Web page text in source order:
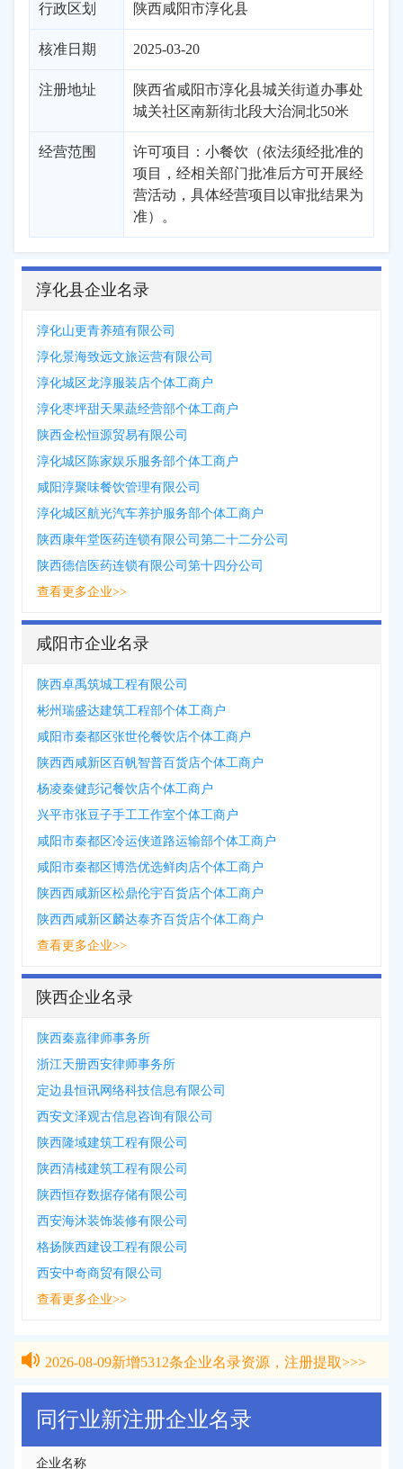
行政区划 陕西咸阳市淳化县
核准日期 2025-03-20
注册地址
陕西省咸阳市淳化县城关街道办事处
城关社区南新街北段大治洞北50米
经营范围
许可项目：小餐饮（依法须经批准的
项目，经相关部门批准后方可开展经
营活动，具体经营项目以审批结果为
准）。
淳化县企业名录
淳化山更青养殖有限公司
淳化景海致远文旅运营有限公司
淳化城区龙淳服装店个体工商户
淳化枣坪甜天果蔬经营部个体工商户
陕西金松恒源贸易有限公司
淳化城区陈家娱乐服务部个体工商户
咸阳淳聚味餐饮管理有限公司
淳化城区航光汽车养护服务部个体工商户
陕西康年堂医药连锁有限公司第二十二分公司
陕西德信医药连锁有限公司第十四分公司
查看更多企业>>
咸阳市企业名录
陕西卓禹筑城工程有限公司
彬州瑞盛达建筑工程部个体工商户
咸阳市秦都区张世伦餐饮店个体工商户
陕西西咸新区百帆智普百货店个体工商户
杨凌秦健彭记餐饮店个体工商户
兴平市张豆子手工工作室个体工商户
咸阳市秦都区冷运侠道路运输部个体工商户
咸阳市秦都区博浩优选鲜肉店个体工商户
陕西西咸新区松鼎伦宇百货店个体工商户
陕西西咸新区麟达泰齐百货店个体工商户
查看更多企业>>
陕西企业名录
陕西秦嘉律师事务所
浙江天册西安律师事务所
定边县恒讯网络科技信息有限公司
西安文泽观古信息咨询有限公司
陕西隆域建筑工程有限公司
陕西清棫建筑工程有限公司
陕西恒存数据存储有限公司
西安海沐装饰装修有限公司
格扬陕西建设工程有限公司
西安中奇商贸有限公司
查看更多企业>>
2026-08-09新增5312 条企业名录资源，注册提取>>>
2026-08-09新增5312条企业名录资源，注册提取>>>
同行业新注册企业名录
企业名称